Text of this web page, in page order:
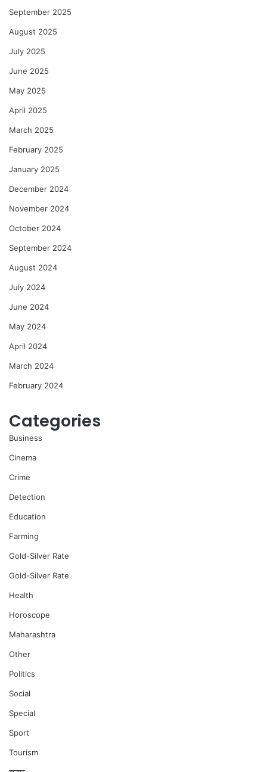
September 2025
August 2025
July 2025
June 2025
May 2025
April 2025
March 2025
February 2025
January 2025
December 2024
November 2024
October 2024
September 2024
August 2024
July 2024
June 2024
May 2024
April 2024
March 2024
February 2024
Categories
Business
Cinema
Crime
Detection
Education
Farming
Gold-Silver Rate
Gold-Silver Rate
Health
Horoscope
Maharashtra
Other
Politics
Social
Special
Sport
Tourism